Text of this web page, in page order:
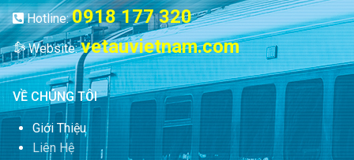
Hotline:0918 177 320
Website:vetauvietnam.com
VỀ CHÚNG TÔI
Giới Thiệu
Liên Hệ